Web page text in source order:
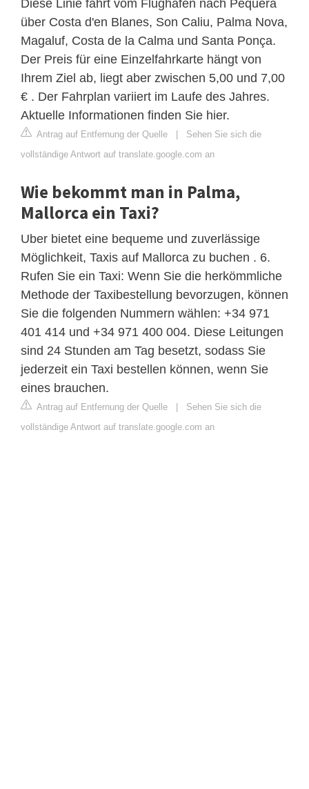
Diese Linie fährt vom Flughafen nach Pequera
über Costa d'en Blanes, Son Caliu, Palma Nova,
Magaluf, Costa de la Calma und Santa Ponça.
Der Preis für eine Einzelfahrkarte hängt von
Ihrem Ziel ab, liegt aber zwischen 5,00 und 7,00
€ . Der Fahrplan variiert im Laufe des Jahres.
Aktuelle Informationen finden Sie hier.
Antrag auf Entfernung der Quelle | Sehen Sie sich die
vollständige Antwort auf translate.google.com an
Wie bekommt man in Palma,
Mallorca ein Taxi?
Uber bietet eine bequeme und zuverlässige
Möglichkeit, Taxis auf Mallorca zu buchen . 6.
Rufen Sie ein Taxi: Wenn Sie die herkömmliche
Methode der Taxibestellung bevorzugen, können
Sie die folgenden Nummern wählen: +34 971
401 414 und +34 971 400 004. Diese Leitungen
sind 24 Stunden am Tag besetzt, sodass Sie
jederzeit ein Taxi bestellen können, wenn Sie
eines brauchen.
Antrag auf Entfernung der Quelle | Sehen Sie sich die
vollständige Antwort auf translate.google.com an